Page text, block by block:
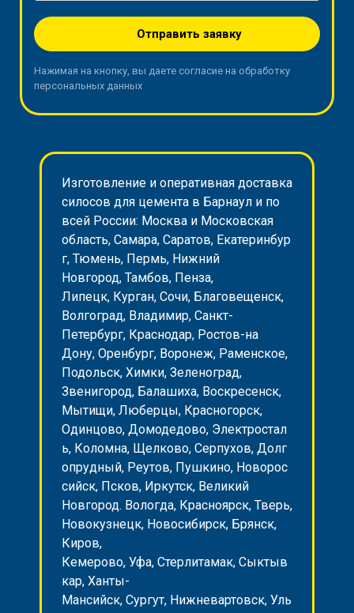
Отправить заявку
Нажимая на кнопку, вы даете согласие на обработку
персональных данных
Изготовление и оперативная доставка
силосов для цемента в Барнаул и по
всей России: Москва и Московская
область, Самара, Саратов, Екатеринбур
г, Тюмень, Пермь, Нижний
Новгород, Тамбов, Пенза,
Липецк, Курган, Сочи, Благовещенск,
Волгоград, Владимир, Санкт-
Петербург, Краснодар, Ростов-на
Дону, Оренбург, Воронеж, Раменское,
Подольск, Химки, Зеленоград,
Звенигород, Балашиха, Воскресенск,
Мытищи, Люберцы, Красногорск,
Одинцово, Домодедово, Электростал
ь, Коломна, Щелково, Серпухов, Долг
опрудный, Реутов, Пушкино, Новорос
сийск, Псков, Иркутск, Великий
Новгород. Вологда, Красноярск, Тверь,
Новокузнецк, Новосибирск, Брянск,
Киров,
Кемерово, Уфа, Стерлитамак, Сыктыв
кар, Ханты-
Мансийск, Сургут, Нижневартовск, Уль